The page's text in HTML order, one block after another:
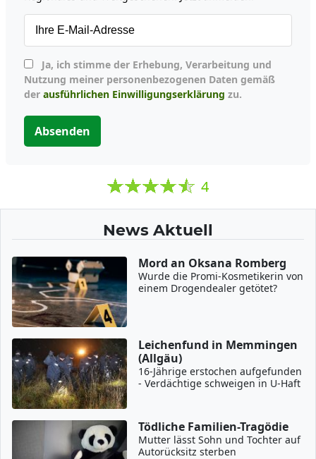
Nutzung meiner personenbezogenen Daten gemäß
der ausführlichen Einwilligungserklärung zu.
Absenden
4
News Aktuell
Mord an Oksana Romberg
Wurde die Promi-Kosmetikerin von
einem Drogendealer getötet?
Leichenfund in Memmingen
(Allgäu)
16-Jährige erstochen aufgefunden
- Verdächtige schweigen in U-Haft
Tödliche Familien-Tragödie
Mutter lässt Sohn und Tochter auf
Autorücksitz sterben